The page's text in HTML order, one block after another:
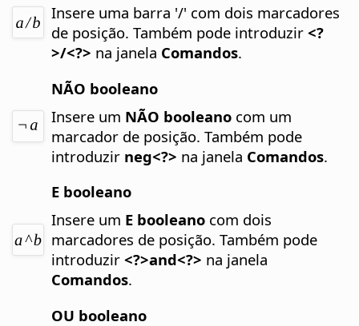
Insere uma barra '/' com dois marcadores
de posição. Também pode introduzir<?
>/<?> na janela Comandos.
NÃO booleano
Insere um NÃO booleano com um
marcador de posição. Também pode
introduzir neg<?> na janela Comandos.
E booleano
Insere um E booleano com dois
marcadores de posição. Também pode
introduzir<?>and<?> na janela
Comandos.
OU booleano